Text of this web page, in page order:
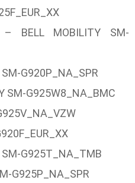
BELL MOBILITY SM-
G920P_NA_SPR
SM-G925W8_NA_BMC
SM-G925T_NA_TMB
G925P_NA_SPR